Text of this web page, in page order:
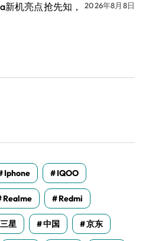
机亮点抢先知，
2026年8月8日
Iphone IQOO
Realme Redmi
三星 中国 京东